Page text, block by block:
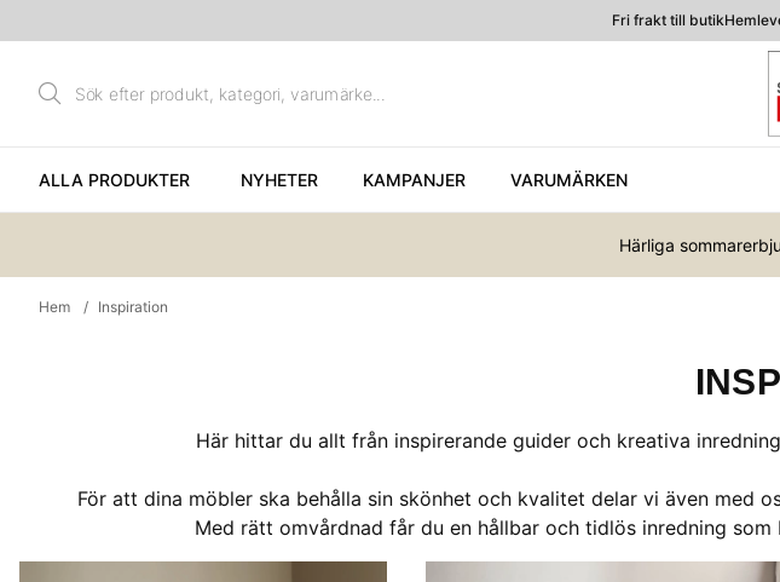
Fri frakt till butik
ALLA PRODUKTER NYHETER KAMPANJER VARUMÄRKEN
Härliga
Hem Inspiration
Här hittar du allt från inspirerande guider och kreativa
För att dina möbler ska behålla sin skönhet och kvalitet delar vi även med
Med rätt omvårdnad får du en hållbar och tidlös inredning